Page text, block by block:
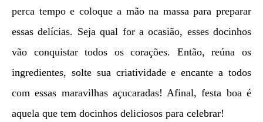
perca tempo e coloque a mão na massa para preparar
essas delícias. Seja qual for a ocasião, esses docinhos
vão conquistar todos os corações. Então, reúna os
ingredientes, solte sua criatividade e encante a todos
com essas maravilhas açucaradas! Afinal, festa boa é
aquela que tem docinhos deliciosos para celebrar!